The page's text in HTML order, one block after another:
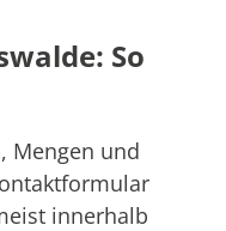
So
Mengen und
innerhalb